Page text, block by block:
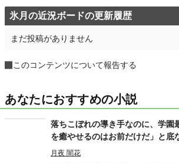
氷月の近況ボードの更新履歴
まだ投稿がありません
このコンテンツについて報告する
あなたにおすすめの小説
落ちこぼれの導き手なのに、学園
を癒やせるのはお前だけだ」と底
ます
月夜 闇花